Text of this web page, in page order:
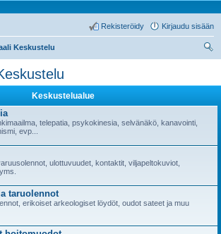
Kirjaudu sisään
Rekisteröidy
Keskustelu
Keskustelualue
telepatia, psykokinesia, selvänäkö, kanavointi,
evp...
ulottuvuudet, kontaktit, viljapeltokuviot,
taruolennot
erikoiset arkeologiset löydöt, oudot sateet ja muu